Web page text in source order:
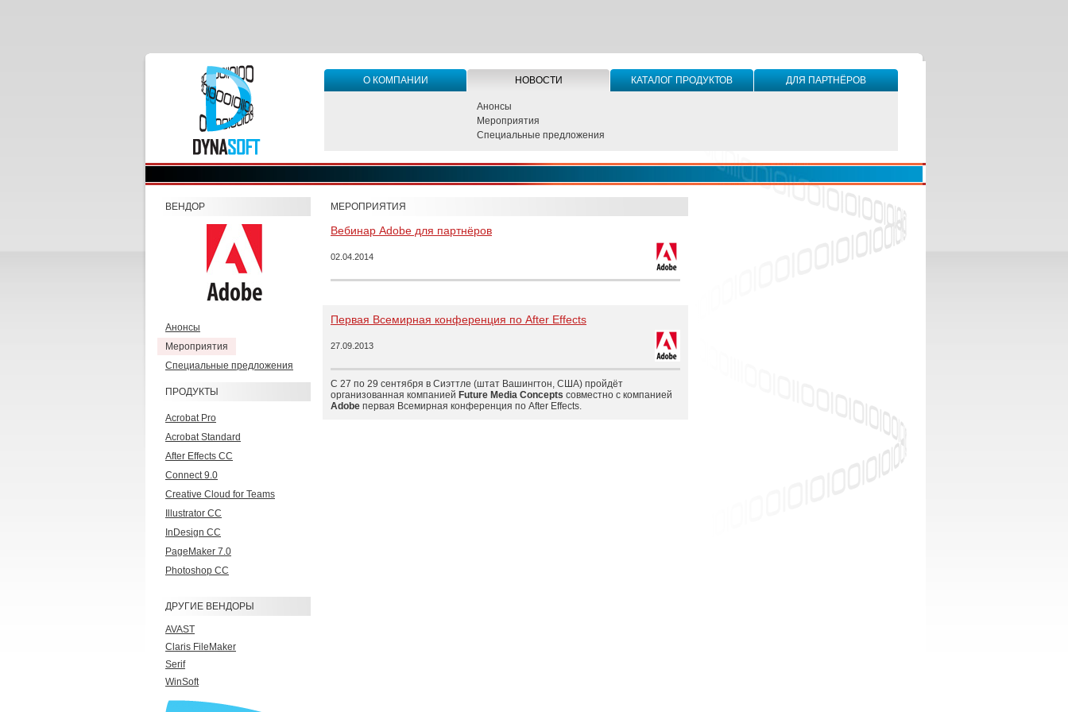
О КОМПАНИИ НОВОСТИ КАТАЛОГ ПРОДУКТОВ ДЛЯ ПАРТНЁРОВ
Анонсы
Мероприятия
Специальные предложения
ВЕНДОР
Анонсы
Мероприятия
Специальные предложения
ПРОДУКТЫ
Acrobat Pro
Acrobat Standard
After Effects CC
Connect 9.0
Creative Cloud for Teams
Illustrator CC
InDesign CC
PageMaker 7.0
Photoshop CC
ДРУГИЕ ВЕНДОРЫ
AVAST
Claris FileMaker
Serif
WinSoft
МЕРОПРИЯТИЯ
Вебинар Adobe для партнёров
02.04.2014
Первая Всемирная конференция по After Effects
27.09.2013
С 27 по 29 сентября в Сиэттле (штат Вашингтон, США) пройдёт
организованная компанией Future Media Concepts совместно с компанией
Adobe первая Всемирная конференция по After Effects.